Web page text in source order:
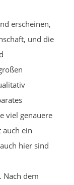
erscheinen,
und die
viel genauere
ein
hier sind
Nach dem